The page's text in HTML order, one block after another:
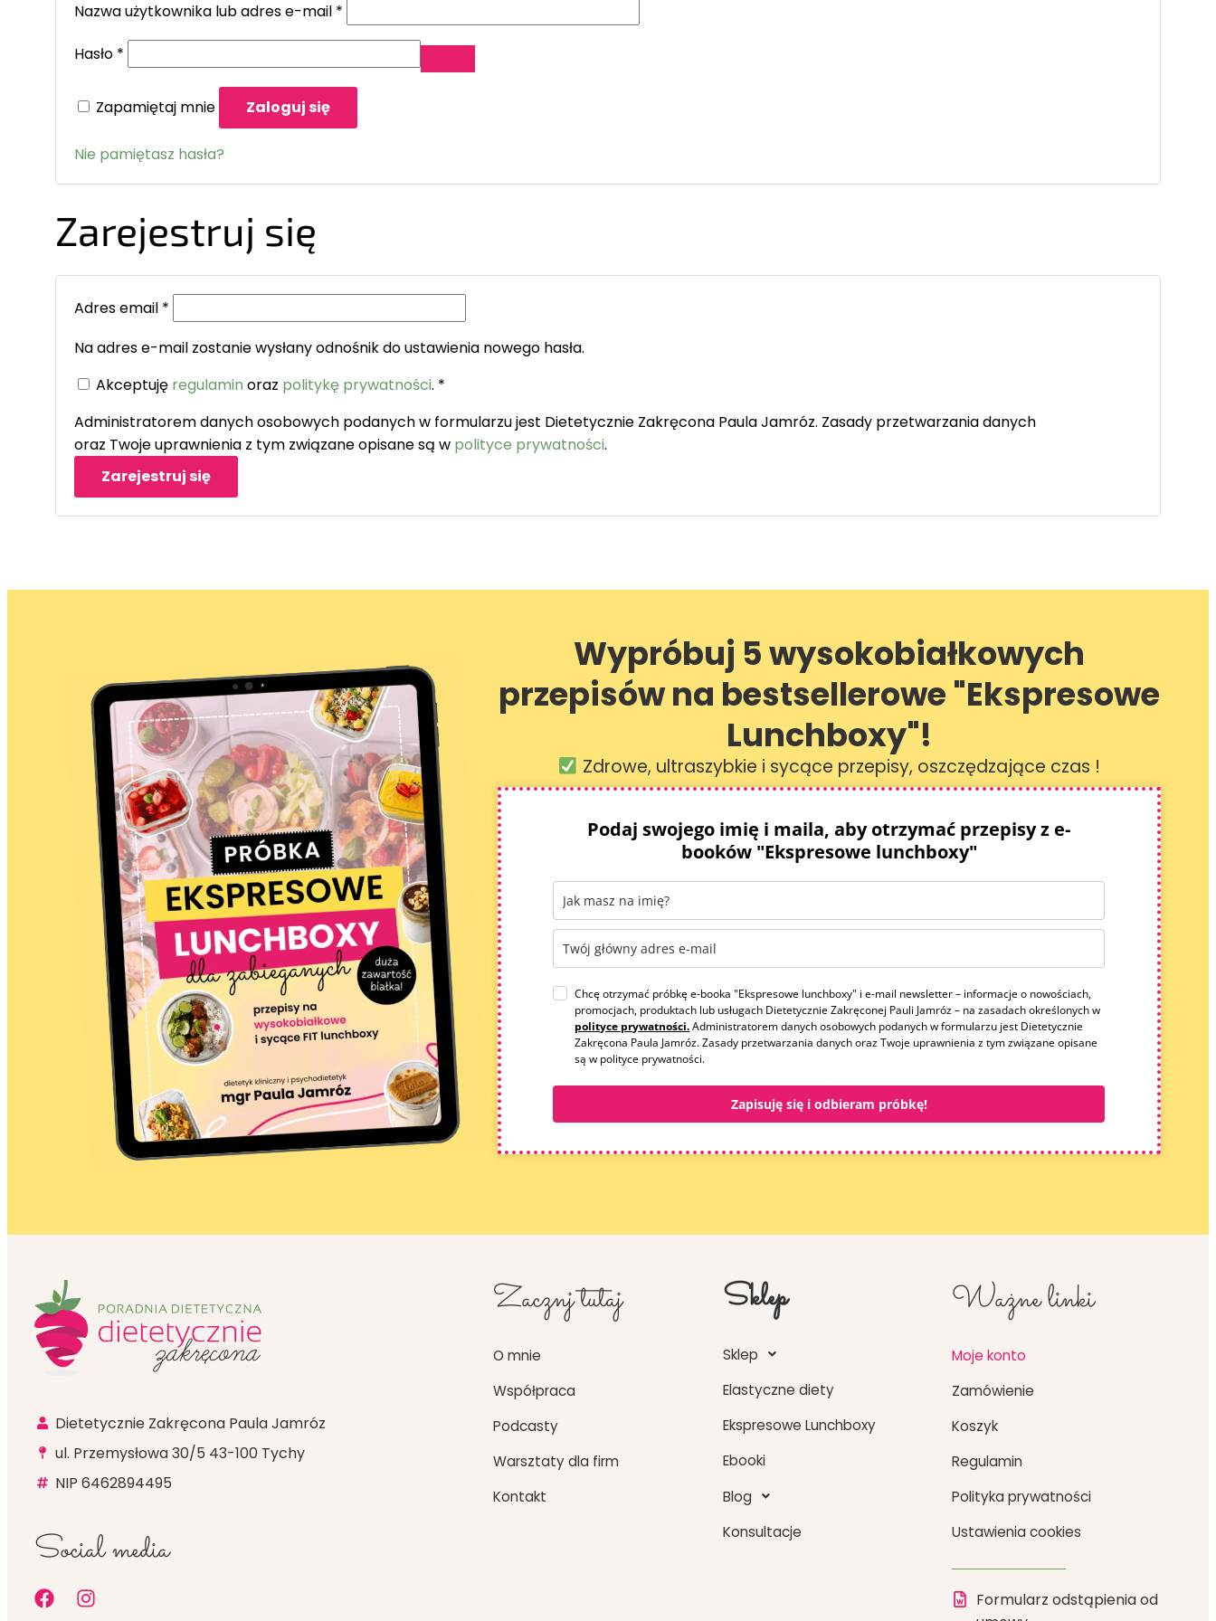
Nazwa użytkownika lub adres e-mail *
Hasło *
Zapamiętaj mnie Zaloguj się
Nie pamiętasz hasła?
Zarejestruj się
Adres email *
Na adres e-mail zostanie wysłany odnośnik do ustawienia nowego hasła.
Akceptuję regulamin oraz politykę prywatności. *
Administratorem danych osobowych podanych w formularzu jest Dietetycznie Zakręcona Paula Jamróz. Zasady przetwarzania danych
oraz Twoje uprawnienia z tym związane opisane są w polityce prywatności.
Zarejestruj się
Wypróbuj 5 wysokobiałkowych
przepisów na bestsellerowe "Ekspresowe
Lunchboxy"!
Zdrowe, ultraszybkie i sycące przepisy, oszczędzające czas !
Podaj swojego imię i maila, aby otrzymać przepisy z e-
booków "Ekspresowe lunchboxy"
Chcę otrzymać próbkę e-booka "Ekspresowe lunchboxy" i e-mail newsletter – informacje o nowościach,
promocjach, produktach lub usługach Dietetycznie Zakręconej Pauli Jamróz – na zasadach określonych w
polityce prywatności.Administratorem danych osobowych podanych w formularzu jest Dietetycznie
Zakręcona Paula Jamróz. Zasady przetwarzania danych oraz Twoje uprawnienia z tym związane opisane
są w polityce prywatności.
Zapisuję się i odbieram próbkę!
Dietetycznie Zakręcona Paula Jamróz
ul. Przemysłowa 30/5 43-100 Tychy
NIP 6462894495
Social media
F I
Zacznj tutaj
O mnie
Współpraca
Podcasty
Warsztaty dla firm
Kontakt
Sklep
Sklep
Elastyczne diety
Ekspresowe Lunchboxy
Ebooki
Blog
Konsultacje
Ważne linki
Moje konto
Zamówienie
Koszyk
Regulamin
Polityka prywatności
Ustawienia cookies
Formularz odstąpienia od